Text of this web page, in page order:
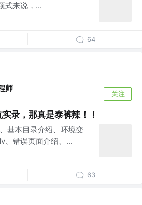
式来说，...
64
师
关注
录，那真是泰裤辣！！
基本目录介绍、环境变
、错误页面介绍、...
63